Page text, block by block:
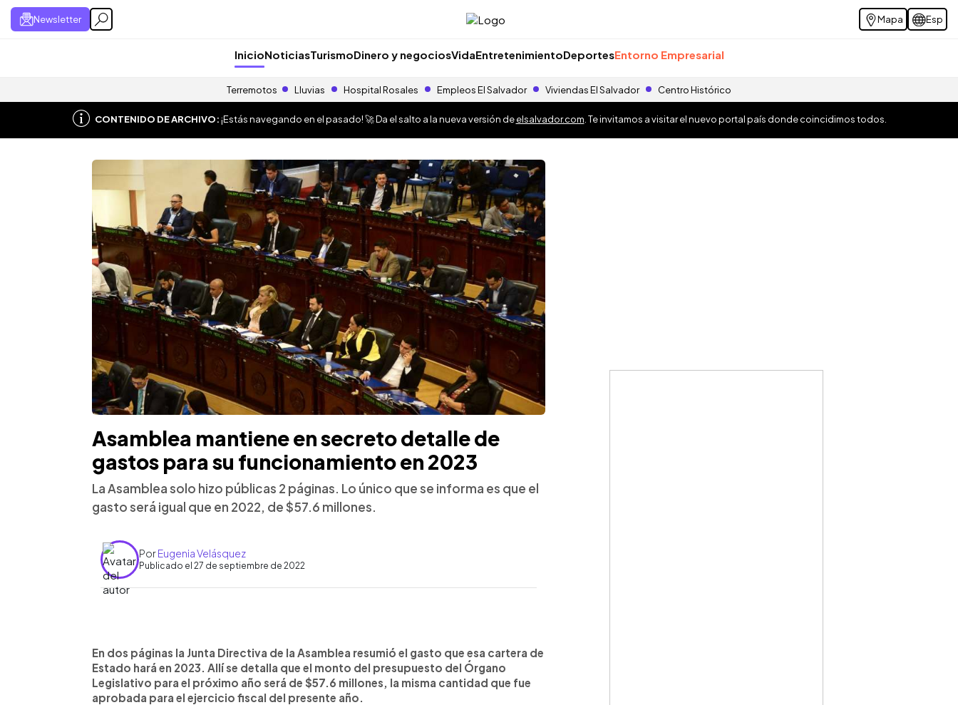
Newsletter Mapa Esp
InicioNoticiasTurismoDinero y negociosVidaEntretenimientoDeportesEntorno Empresarial
Terremotos Lluvias Hospital Rosales Empleos El Salvador Viviendas El Salvador Centro Histórico
CONTENIDO DE ARCHIVO:¡Estás navegando en el pasado! 🚀 Da el salto a la nueva versión deelsalvador.com . Te invitamos a visitar el nuevo portal país donde coincidimos todos.
Asamblea mantiene en secreto detalle de
gastos para su funcionamiento en 2023
La Asamblea solo hizo públicas 2 páginas. Lo único que se informa es que el
gasto será igual que en 2022, de $57.6 millones.
PorEugenia Velásquez
Publicado el 27 de septiembre de 2022
► Escuchar artículo
En dos páginas la Junta Directiva de la Asamblea resumió el gasto que esa cartera de
Estado hará en 2023. Allí se detalla que el monto del presupuesto del Órgano
Legislativo para el próximo año será de $57.6 millones, la misma cantidad que fue
aprobada para el ejercicio fiscal del presente año.